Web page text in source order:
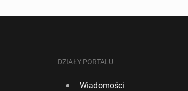
DZIAŁY PORTALU
Wiadomości